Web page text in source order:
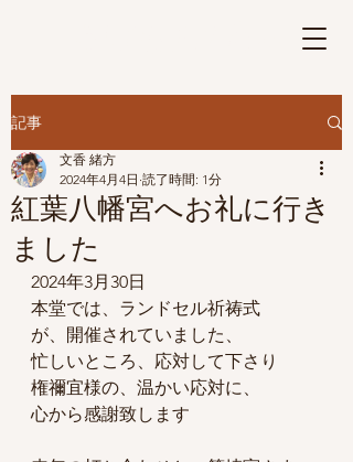
記事
紅葉八幡宮へお礼に行き
ました
文香 緒方
2024年4月4日 読了時間: 1分
2024年3月30日
本堂では、ランドセル祈祷式
が、開催されていました、
忙しいところ、応対して下さり
権禰宜様の、温かい応対に、
心から感謝致します